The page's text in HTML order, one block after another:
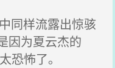
同样流露出惊骇
因为夏云杰的
恐怖了。